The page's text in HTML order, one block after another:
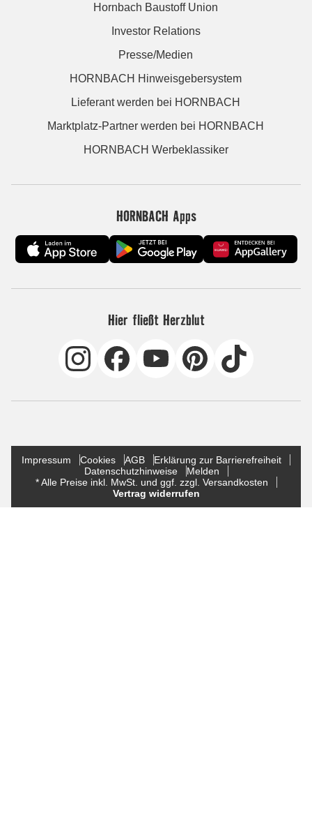
Hornbach Baustoff Union
Investor Relations
Presse/Medien
HORNBACH Hinweisgebersystem
Lieferant werden bei HORNBACH
Marktplatz-Partner werden bei HORNBACH
HORNBACH Werbeklassiker
HORNBACH Apps
Hier fließt Herzblut
Impressum Cookies AGB
Erklärung zur Barrierefreiheit
Datenschutzhinweise
Melden
* Alle Preise inkl. MwSt. und ggf. zzgl. Versandkosten
Vertrag widerrufen